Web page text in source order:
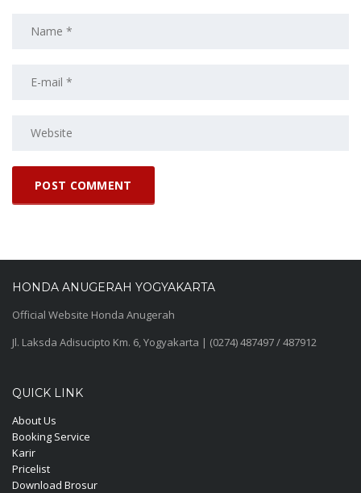
HONDA ANUGERAH YOGYAKARTA
Official Website Honda Anugerah
Jl. Laksda Adisucipto Km. 6, Yogyakarta | (0274) 487497 / 487912
QUICK LINK
About Us
Booking Service
Karir
Pricelist
Download Brosur